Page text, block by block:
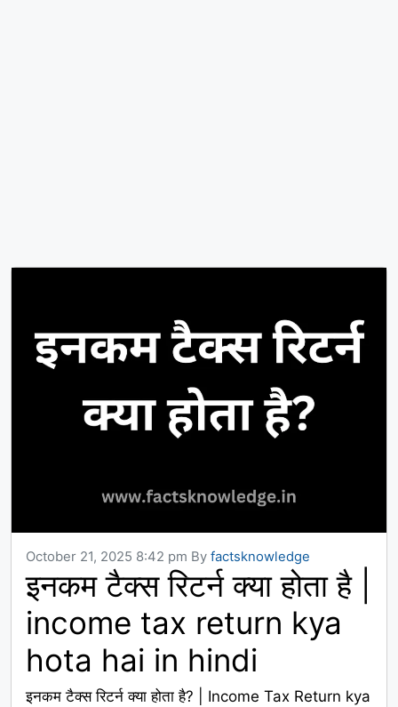
October 21, 2025 8:42 pm By factsknowledge
इनकम टैक्स रिटर्न क्या होता है |
income tax return kya
hota hai in hindi
इनकम टैक्स रिटर्न क्या होता है? | Income Tax Return kya